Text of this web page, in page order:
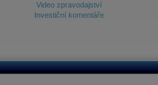
Databanka - Měnové kurzy
Databanka - Veřejné rozpočty
Video zpravodajství
Investiční komentáře